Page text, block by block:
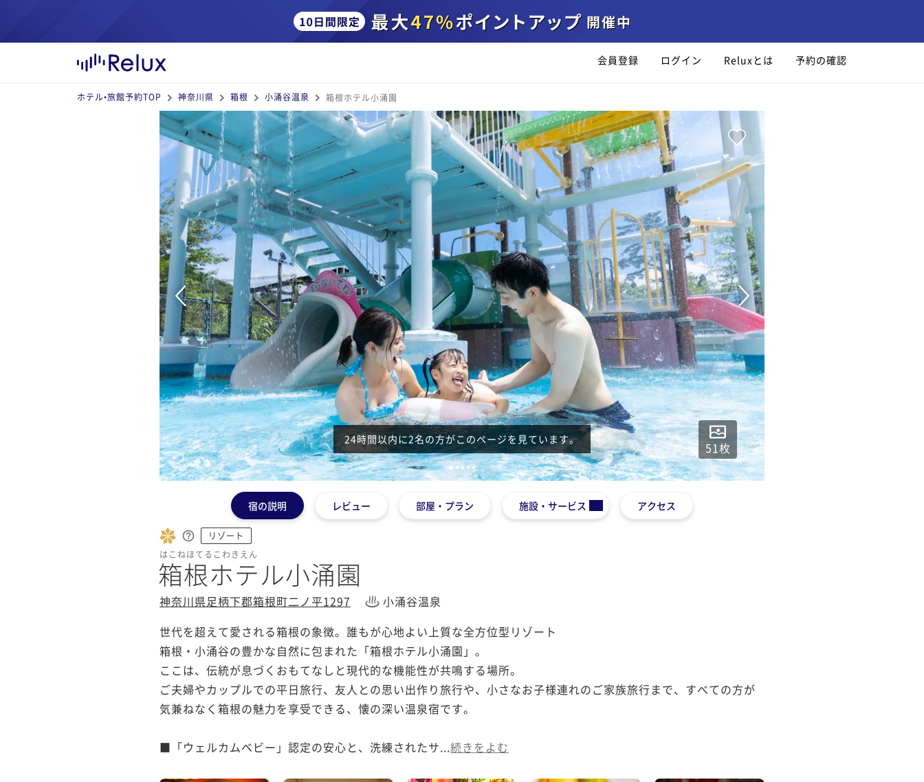
会員登録 ログイン Reluxとは 予約の確認
ホテル•旅館予約TOP 神奈川県 箱根 小涌谷温泉 箱根ホテル小涌園
24時間以内に2名の方がこのページを見ています。
51枚
1 2 3 4 5
宿の説明 レビュー 部屋・プラン 施設・サービス アクセス
リゾート
はこねほてるこわきえん
箱根ホテル小涌園
神奈川県足柄下郡箱根町二ノ平1297
小涌谷温泉
世代を超えて愛される箱根の象徴。誰もが心地よい上質な全方位型リゾート
箱根・小涌谷の豊かな自然に包まれた「箱根ホテル小涌園」。
ここは、伝統が息づくおもてなしと現代的な機能性が共鳴する場所。
ご夫婦やカップルでの平日旅行、友人との思い出作り旅行や、小さなお子様連れのご家族旅行まで、すべての方が
気兼ねなく箱根の魅力を享受できる、懐の深い温泉宿です。
■「ウェルカムベビー」認定の安心と、洗練されたサ...続きをよむ